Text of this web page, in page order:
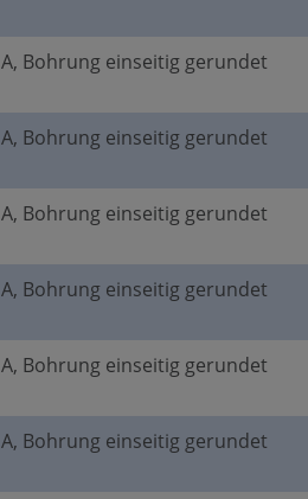
A, Bohrung einseitig gerundet
A, Bohrung einseitig gerundet
A, Bohrung einseitig gerundet
A, Bohrung einseitig gerundet
A, Bohrung einseitig gerundet
A, Bohrung einseitig gerundet